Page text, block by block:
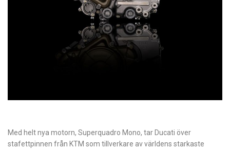
Med helt nya motorn, Superquadro Mono, tar Ducati över
stafettpinnen från KTM som tillverkare av världens starkaste